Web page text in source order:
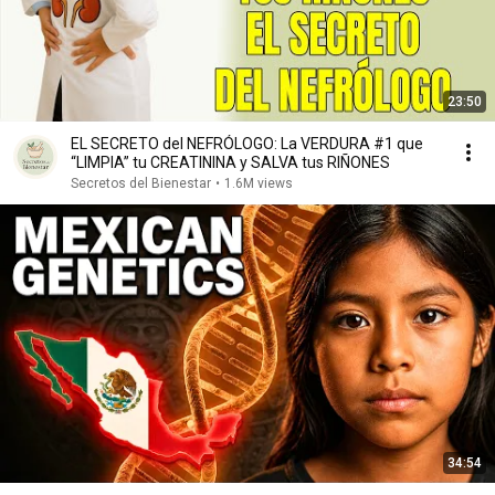
23:50
EL SECRETO del NEFRÓLOGO: La VERDURA #1 que
“LIMPIA” tu CREATININA y SALVA tus RIÑONES
Secretos del Bienestar • 1.6M views
34:54